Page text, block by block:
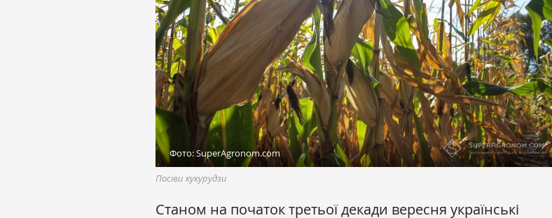
Фото: SuperAgronom.com
Посіви кукурудзи
Станом на початок третьої декади вересня українські